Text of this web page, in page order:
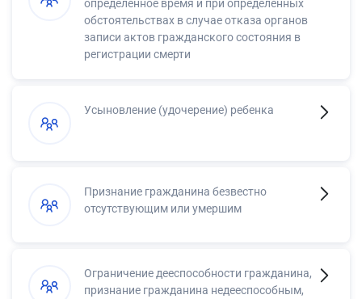
определенное время и при определенных
обстоятельствах в случае отказа органов
записи актов гражданского состояния в
регистрации смерти
Усыновление (удочерение) ребенка
Признание гражданина безвестно
отсутствующим или умершим
Ограничение дееспособности гражданина,
признание гражданина недееспособным,